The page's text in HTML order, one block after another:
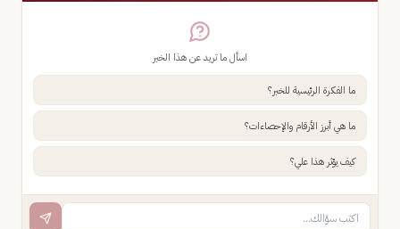
اسأل ما تريد عن هذا الخبر
ما الفكرة الرئيسية للخبر؟
ما هي أبرز الأرقام والإحصاءات؟
كيف يؤثر هذا علي؟